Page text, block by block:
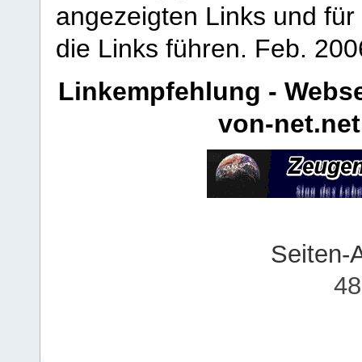
angezeigten Links und
die Links führen. Feb.
Linkempfehlung -
von-net.net
Seiten-